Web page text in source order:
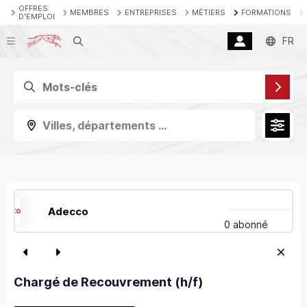
OFFRES
D'EMPLOI
MEMBRES ENTREPRISES MÉTIERS FORMATIONS
Recherche FR
Villes, départements ...
Adecco
0 abonné
Chargé de Recouvrement (h/f)